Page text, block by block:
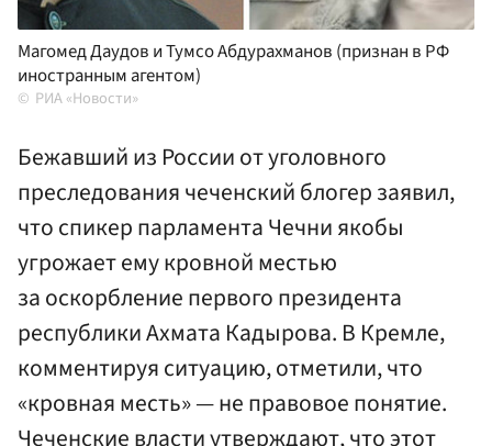
Магомед Даудов и Тумсо Абдурахманов (признан в РФ
иностранным агентом)
РИА «Новости»
Бежавший из России от уголовного
преследования чеченский блогер заявил,
что спикер парламента Чечни якобы
угрожает ему кровной местью
за оскорбление первого президента
республики Ахмата Кадырова. В Кремле,
комментируя ситуацию, отметили, что
«кровная месть» — не правовое понятие.
Чеченские власти утверждают, что этот